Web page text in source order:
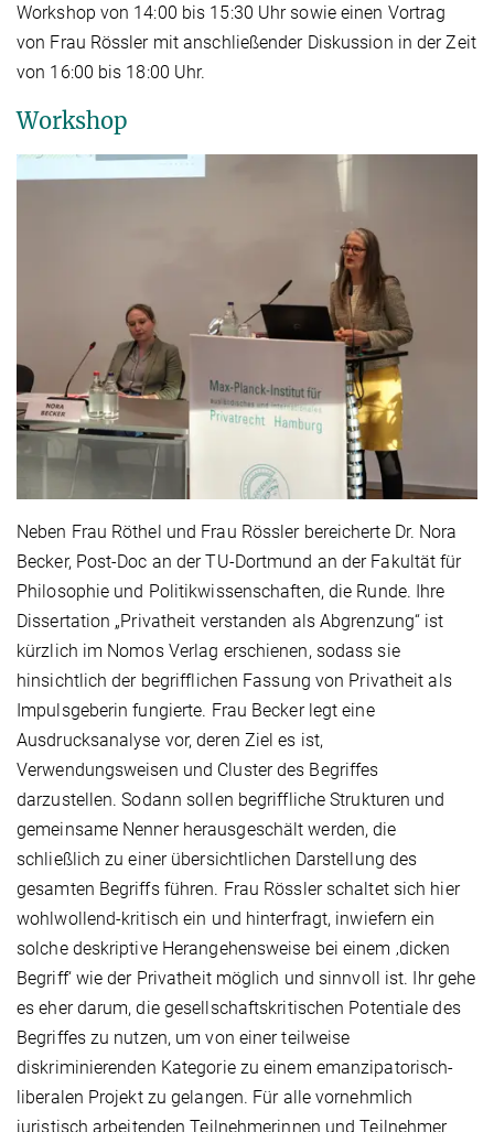
Workshop von 14:00 bis 15:30 Uhr sowie einen Vortrag
von Frau Rössler mit anschließender Diskussion in der Zeit
von 16:00 bis 18:00 Uhr.
Workshop
Neben Frau Röthel und Frau Rössler bereicherte Dr. Nora
Becker, Post-Doc an der TU-Dortmund an der Fakultät für
Philosophie und Politikwissenschaften, die Runde. Ihre
Dissertation „Privatheit verstanden als Abgrenzung“ ist
kürzlich im Nomos Verlag erschienen, sodass sie
hinsichtlich der begrifflichen Fassung von Privatheit als
Impulsgeberin fungierte. Frau Becker legt eine
Ausdrucksanalyse vor, deren Ziel es ist,
Verwendungsweisen und Cluster des Begriffes
darzustellen. Sodann sollen begriffliche Strukturen und
gemeinsame Nenner herausgeschält werden, die
schließlich zu einer übersichtlichen Darstellung des
gesamten Begriffs führen. Frau Rössler schaltet sich hier
wohlwollend-kritisch ein und hinterfragt, inwiefern ein
solche deskriptive Herangehensweise bei einem ‚dicken
Begriff‘ wie der Privatheit möglich und sinnvoll ist. Ihr gehe
es eher darum, die gesellschaftskritischen Potentiale des
Begriffes zu nutzen, um von einer teilweise
diskriminierenden Kategorie zu einem emanzipatorisch-
liberalen Projekt zu gelangen. Für alle vornehmlich
juristisch arbeitenden Teilnehmerinnen und Teilnehmer